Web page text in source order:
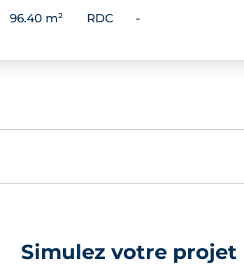
96.40 m² RDC -
Simulez votre projet